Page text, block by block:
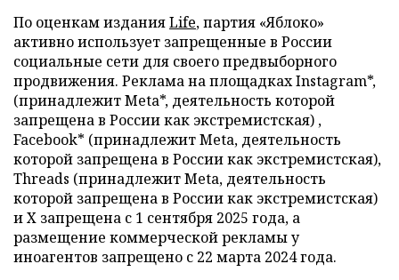
По оценкам изданияLife, партия «Яблоко»
активно использует запрещенные в России
социальные сети для своего предвыборного
продвижения. Реклама на площадках Instagram*,
(принадлежит Meta*, деятельность которой
запрещена в России как экстремистская) ,
Facebook* (принадлежит Meta, деятельность
которой запрещена в России как экстремистская),
Threads (принадлежит Meta, деятельность
которой запрещена в России как экстремистская)
и X запрещена с 1 сентября 2025 года, а
размещение коммерческой рекламы у
иноагентов запрещено с 22 марта 2024 года.